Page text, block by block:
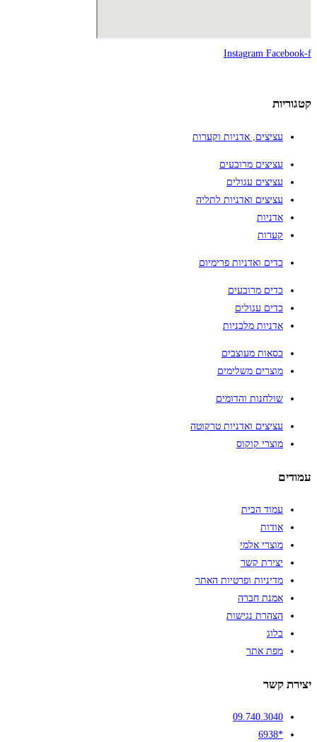
Instagram Facebook-f
קטגוריות
עציצים, אדניות וקערות
עציצים מרובעים
עציצים עגולים
עציצים ואדניות לתליה
אדניות
קערות
כדים ואדניות פרימיום
כדים מרובעים
כדים עגולים
אדניות מלבניות
כסאות מעוצבים
מוצרים משלימים
שולחנות והדומים
עציצים ואדניות טרקוטה
מוצרי קוקוס
עמודים
עמוד הבית
אודות
מוצרי אלמי
יצירת קשר
מדיניות ופרטיות האתר
אמנת חברה
הצהרת נגישות
בלוג
מפת אתר
יצירת קשר
09.740.3040
*6938